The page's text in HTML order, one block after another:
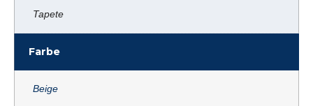
Tapete
Farbe
Beige